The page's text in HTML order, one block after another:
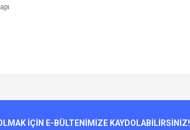
İÇİN E-BÜLTENİMİZE KAYDOLABİLİRSİNİZ!